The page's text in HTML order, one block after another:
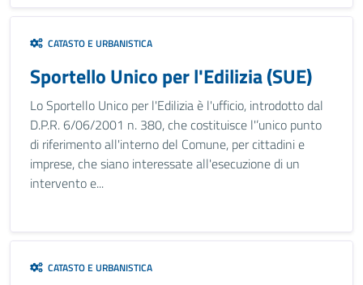
CATASTO E URBANISTICA
Sportello Unico per l'Edilizia (SUE)
Lo Sportello Unico per l'Edilizia è l'ufficio, introdotto dal
D.P.R. 6/06/2001 n. 380, che costituisce l'’unico punto
di riferimento all'interno del Comune, per cittadini e
imprese, che siano interessate all'esecuzione di un
intervento e...
CATASTO E URBANISTICA